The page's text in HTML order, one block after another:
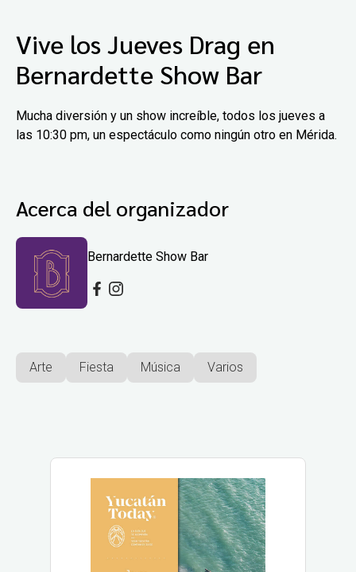
Vive los Jueves Drag en
Bernardette Show Bar
Mucha diversión y un show increíble, todos los jueves a
las 10:30 pm, un espectáculo como ningún otro en Mérida.
Acerca del organizador
Bernardette Show Bar
Arte Fiesta Música Varios